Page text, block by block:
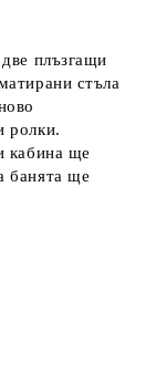
плъзгащи
стъла
ролки.
кабина ще
банята ще